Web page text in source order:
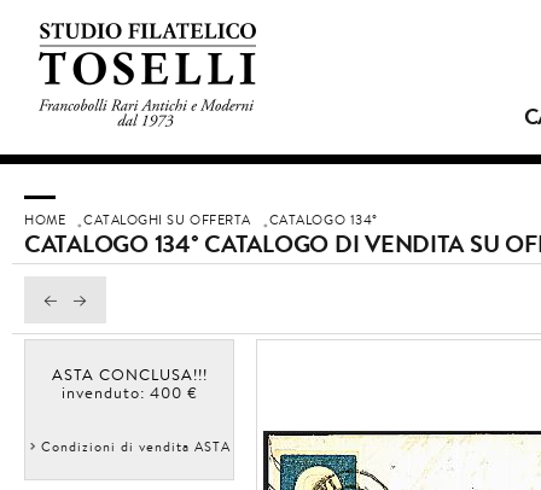
HOME CATALOGHI SU OFFERTA CATALOGO 134°
CATALOGO 134° CATALOGO DI VENDITA SU
ASTA CONCLUSA!!!
invenduto: 400 €
Condizioni di vendita ASTA